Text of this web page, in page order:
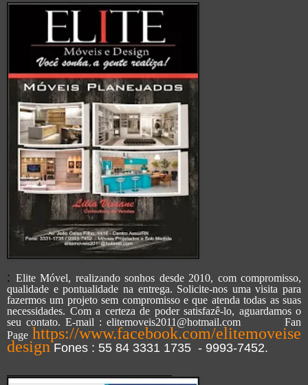
: Elite Móvel, realizando sonhos desde 2010, com compromisso,
qualidade e pontualidade na entrega. Solicite-nos uma visita para
fazermos um projeto sem compromisso e que atenda todas as suas
necessidades. Com a certeza de poder satisfazê-lo, aguardamos o
seu contato. E-mail : elitemoveis2011@hotmail.com Fan
Page https://www.facebook.com/elitemoveise
design Fones : 55 84 3331 1735 - 9993-7452.